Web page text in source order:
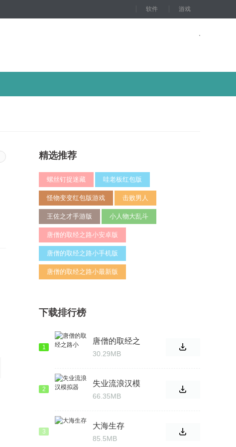
软件 游戏
精选推荐
螺丝钉捉迷藏 哇老板红包版
怪物变变红包版游戏 击败男人
王佐之才手游版 小人物大乱斗
唐僧的取经之路小安卓版
唐僧的取经之路小手机版
唐僧的取经之路小最新版
下载排行榜
1
唐僧的取经之
路小
30.29MB
2
失业流浪汉模
拟器
66.35MB
3
大海生存
85.5MB